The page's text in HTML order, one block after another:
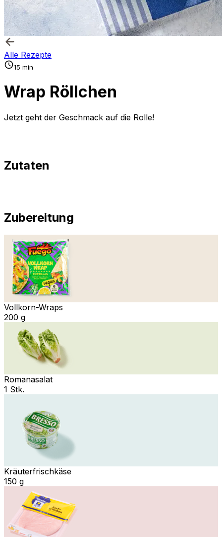
Alle Rezepte
15 min
Wrap Röllchen
Jetzt geht der Geschmack auf die Rolle!
Zutaten
Zubereitung
Vollkorn-Wraps
200 g
Romanasalat
1 Stk.
Kräuterfrischkäse
150 g